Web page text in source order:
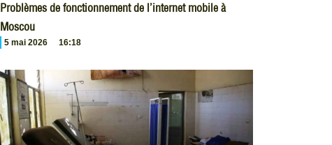
Problèmes de fonctionnement de l’internet mobile à
Moscou
5 mai 2026 16:18